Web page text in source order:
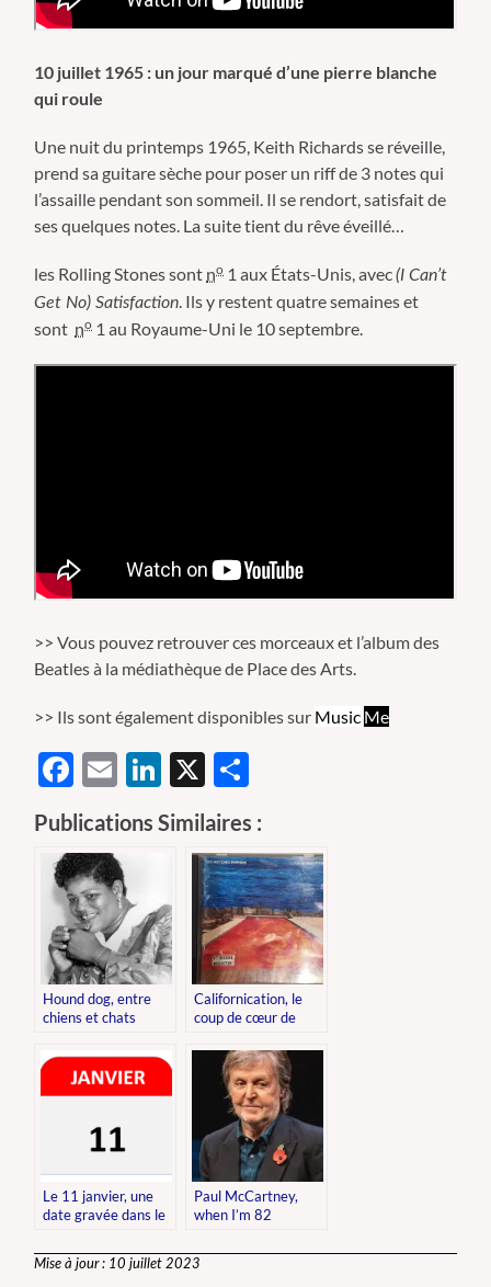
10 juillet 1965 : un jour marqué d’une pierre blanche
qui roule
Une nuit du printemps 1965, Keith Richards se réveille,
prend sa guitare sèche pour poser un riff de 3 notes qui
l’assaille pendant son sommeil. Il se rendort, satisfait de
ses quelques notes. La suite tient du rêve éveillé…
les Rolling Stones sont no 1 aux États-Unis, avec(I Can’t
Get No) Satisfaction . Ils y restent quatre semaines et
sont no 1 au Royaume-Uni le 10 septembre.
>> Vous pouvez retrouver ces morceaux et l’album des
Beatles à la médiathèque de Place des Arts.
>> Ils sont également disponibles sur Music Me
Facebook
EmailLinkedIn
X
Publications Similaires :
Hound dog, entre
chiens et chats
Californication, le
coup de cœur de
Le 11 janvier, une
date gravée dans le
Paul McCartney,
when I’m 82
Mise à jour : 10 juillet 2023